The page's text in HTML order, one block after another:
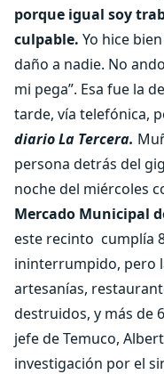
porque igual soy
culpable. Yo hice
daño a nadie. No
mi pega”. Esa fue la
tarde, vía telefónica,
diario La Tercera.
persona detrás del
noche del miércoles
Mercado Municipal
este recinto cumplía
ininterrumpido, pero
artesanías,
destruidos, y más de
jefe de Temuco,
investigación por el